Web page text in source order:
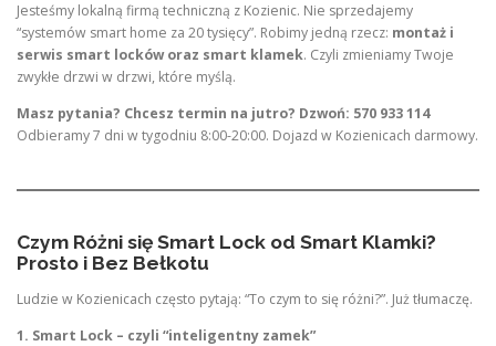
Jesteśmy lokalną firmą techniczną z Kozienic. Nie sprzedajemy
“systemów smart home za 20 tysięcy”. Robimy jedną rzecz: montaż i
serwis smart locków oraz smart klamek. Czyli zmieniamy Twoje
zwykłe drzwi w drzwi, które myślą.
Masz pytania? Chcesz termin na jutro? Dzwoń: 570 933 114
Odbieramy 7 dni w tygodniu 8:00-20:00. Dojazd w Kozienicach darmowy.
Czym Różni się Smart Lock od Smart Klamki?
Prosto i Bez Bełkotu
Ludzie w Kozienicach często pytają: “To czym to się różni?”. Już tłumaczę.
1. Smart Lock – czyli “inteligentny zamek”